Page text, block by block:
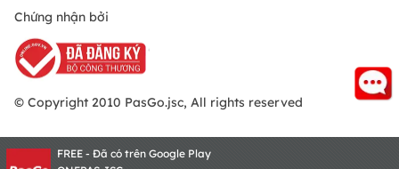
Chứng nhận bởi
© Copyright 2010 PasGo.jsc, All rights reserved
FREE - Đã có trên Google Play